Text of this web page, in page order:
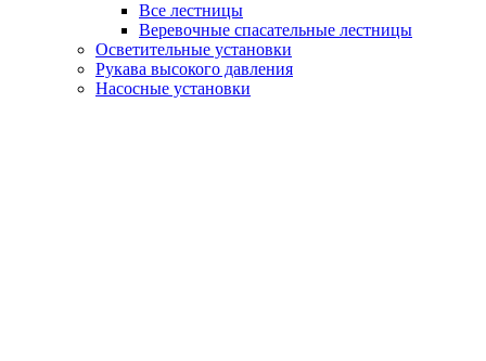
Все лестницы
Веревочные спасательные лестницы
Осветительные установки
Рукава высокого давления
Насосные установки